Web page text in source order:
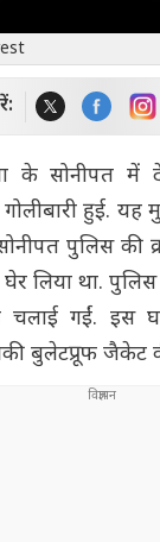
के सोनीपत
हुई. यह
पुलिस की
घेर लिया था.
चलाई गईं. इस
बुलेटप्रूफ